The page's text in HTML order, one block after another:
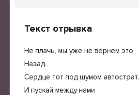
Текст отрывка
Не плачь, мы уже не вернём это
Назад.
Сердце тот под шумом автострат.
И пускай между нами